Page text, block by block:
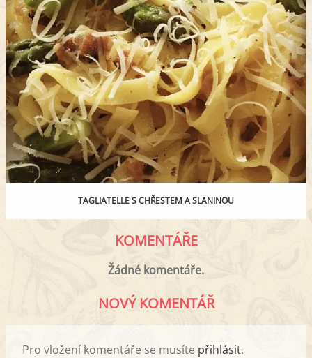
TAGLIATELLE S CHŘESTEM A SLANINOU
KOMENTÁŘE
Žádné komentáře.
NOVÝ KOMENTÁŘ
Pro vložení komentáře se musíte přihlásit.